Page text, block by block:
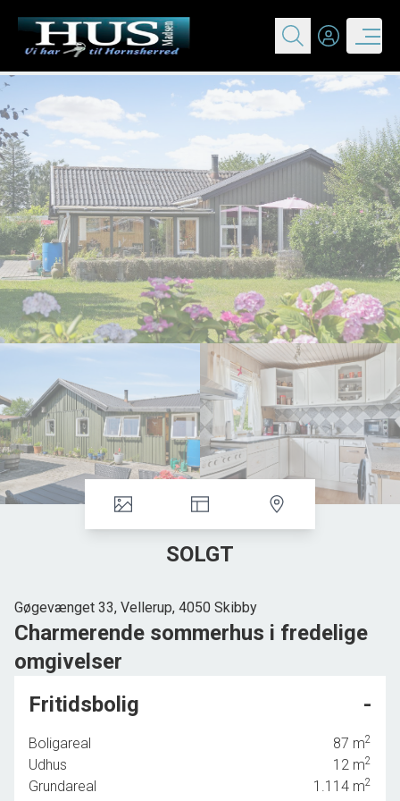
SOLGT
Gøgevænget 33, Vellerup, 4050 Skibby
Charmerende sommerhus i fredelige
omgivelser
kommer dejlig udestue.
Drømmer du om ro, natur og hyggelig
sommerhusstemning?
Velkommen til Gøgevænget 33 – et hyggeligt sommerhus
Fritidsbolig -
Boligareal 87 m2
Udhus 12 m2
Grundareal 1.114 m2